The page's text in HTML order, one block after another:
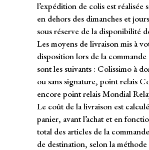
l’expédition de colis est réalisée
en dehors des dimanches et
sous réserve de la disponibilité
Les moyens de livraison mis à
disposition lors de la
sont les suivants : Colissimo à
ou sans signature, point relais
encore point relais Mondial
Le coût de la livraison est
panier, avant l’achat et en
total des articles de la
de destination, selon la méthode